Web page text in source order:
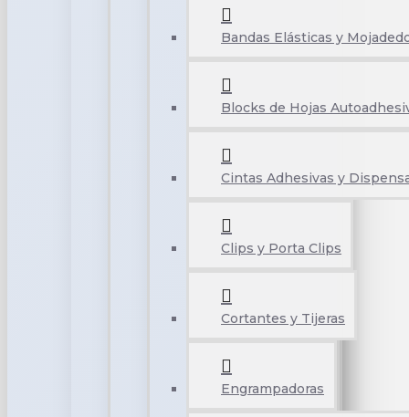
Bandas Elásticas y
Blocks de Hojas
Cintas Adhesivas y
Clips y Porta Clips
Cortantes y Tijeras
Engrampadoras